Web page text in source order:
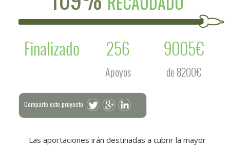
Finalizado
256
Apoyos
9005€
de 8200€
Comparte este proyecto
Las aportaciones irán destinadas a cubrir la mayor